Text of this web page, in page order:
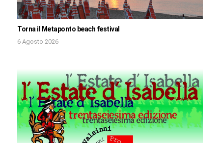
Torna il Metaponto beach festival
6 Agosto 2026